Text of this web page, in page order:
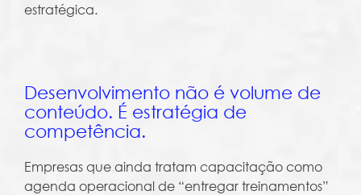
estratégica.
Desenvolvimento não é volume de
conteúdo. É estratégia de
competência.
Empresas que ainda tratam capacitação como
agenda operacional de “entregar treinamentos”